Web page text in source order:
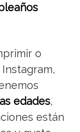
o
edades,
están